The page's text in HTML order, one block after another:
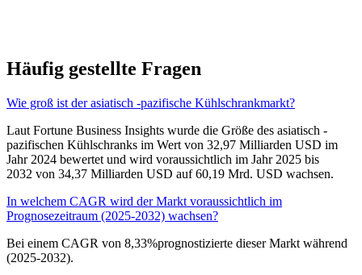
Häufig gestellte Fragen
Wie groß ist der asiatisch -pazifische Kühlschrankmarkt?
Laut Fortune Business Insights wurde die Größe des asiatisch -
pazifischen Kühlschranks im Wert von 32,97 Milliarden USD im
Jahr 2024 bewertet und wird voraussichtlich im Jahr 2025 bis
2032 von 34,37 Milliarden USD auf 60,19 Mrd. USD wachsen.
In welchem ​​CAGR wird der Markt voraussichtlich im
Prognosezeitraum (2025-2032) wachsen?
Bei einem CAGR von 8,33%prognostizierte dieser Markt während
(2025-2032).